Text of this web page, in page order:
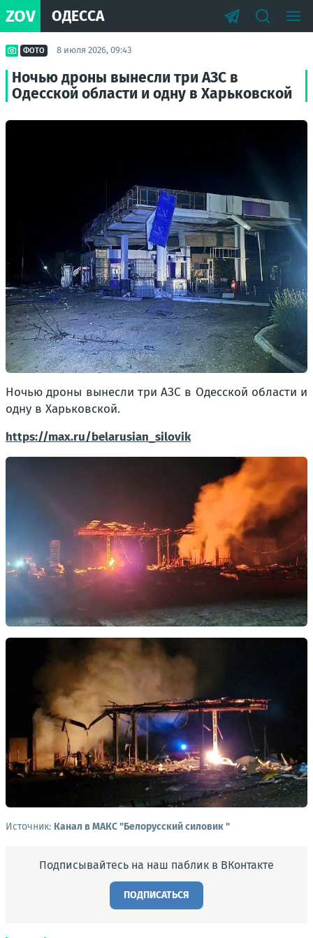
ZOV ОДЕССА
ФОТО 8 июля 2026, 09:43
Ночью дроны вынесли три АЗС в
Одесской области и одну в Харьковской
Ночью дроны вынесли три АЗС в Одесской области и
одну в Харьковской.
https://max.ru/belarusian_silovik
Источник: Канал в МАКС "Белорусский силовик "
Подписывайтесь на наш паблик в ВКонтакте
ПОДПИСАТЬСЯ